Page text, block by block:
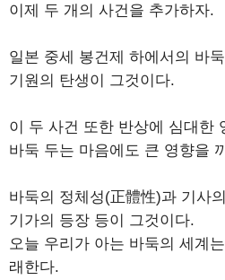
이제 두 개의 사건을 추가하자.
일본 중세 봉건제 하에서의 바
기원의 탄생이 그것이다.
이 두 사건 또한 반상에 심대한
바둑 두는 마음에도 큰 영향을
바둑의 정체성(正體性)과 기사
기가의 등장 등이 그것이다.
오늘 우리가 아는 바둑의 세계
래한다.